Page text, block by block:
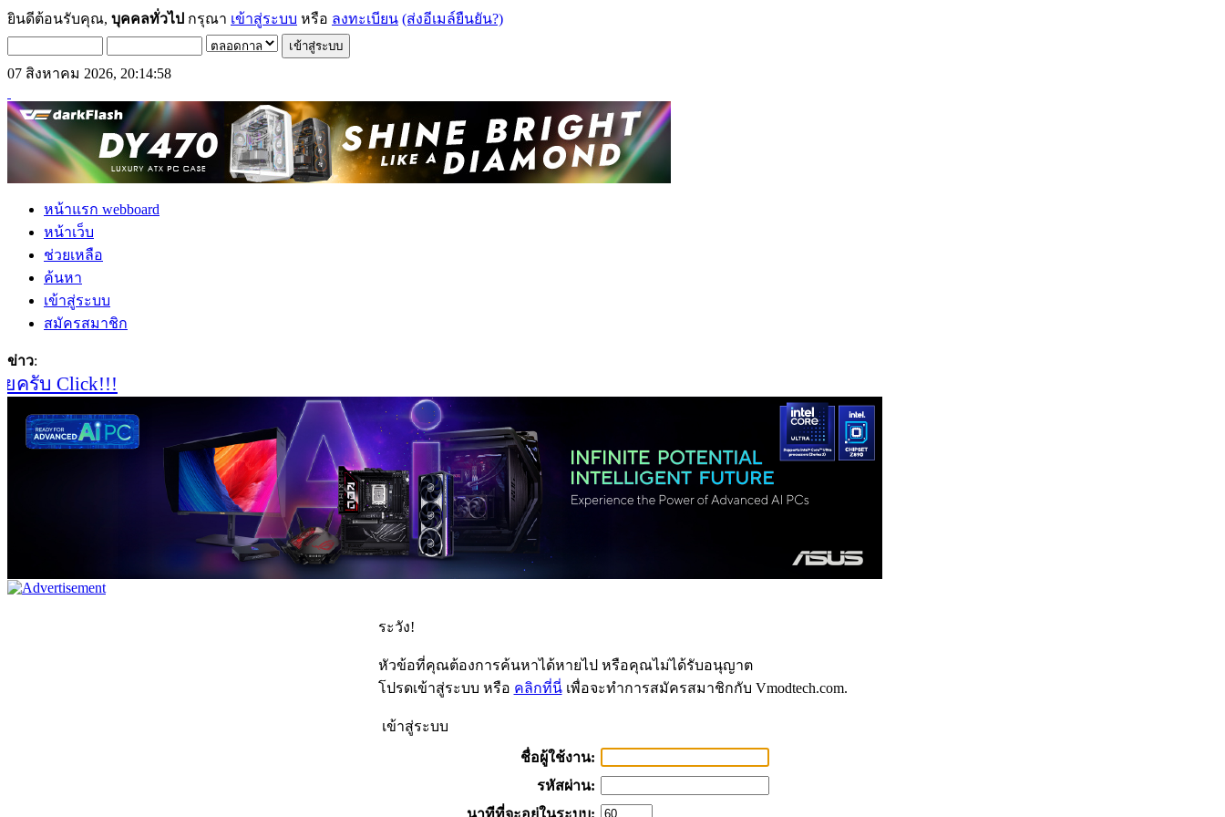
ยินดีต้อนรับคุณ, บุคคลทั่วไป กรุณา เข้าสู่ระบบ หรือ ลงทะเบียน (ส่งอีเมล์ยืนยัน?)
07 สิงหาคม 2026, 20:14:58
หน้าแรก webboard
หน้าเว็บ
ช่วยเหลือ
ค้นหา
เข้าสู่ระบบ
สมัครสมาชิก
ข่าว:
บ Click!!!
ระวัง!
หัวข้อที่คุณต้องการค้นหาได้หายไป หรือคุณไม่ได้รับอนุญาต
โปรดเข้าสู่ระบบ หรือ คลิกที่นี่เพื่อจะทำการสมัครสมาชิกกับ Vmodtech.com.
เข้าสู่ระบบ
ชื่อผู้ใช้งาน:
รหัสผ่าน:
นาทีที่จะอยู่ในระบบ: